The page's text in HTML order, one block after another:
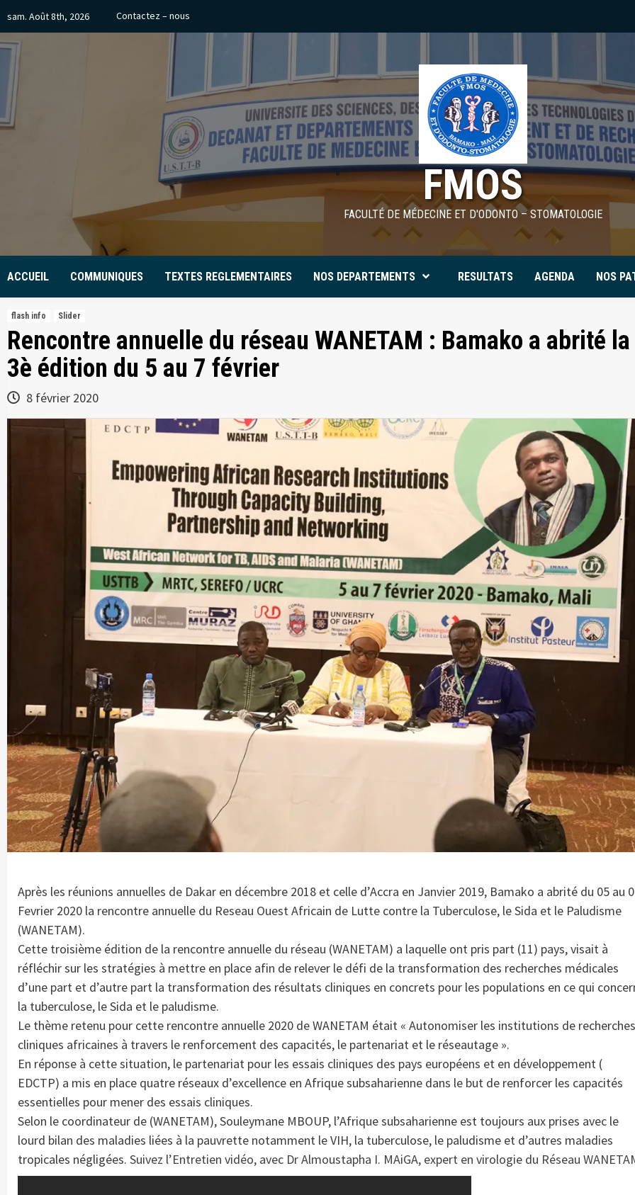
content
sam. Août 8th, 2026 Contactez – nous
FMOS
FACULTÉ DE MÉDECINE ET D'ODONTO – STOMATOLOGIE
ACCUEIL COMMUNIQUES TEXTES REGLEMENTAIRES NOS DEPARTEMENTS RESULTATS AGENDA NOS
flash info Slider
Rencontre annuelle du réseau WANETAM : Bamako a abrité la
3è édition du 5 au 7 février
8 février 2020
Après les réunions annuelles de Dakar en décembre 2018 et celle d’Accra en Janvier 2019, Bamako a abrité du 05 au
Fevrier 2020 la rencontre annuelle du Reseau Ouest Africain de Lutte contre la Tuberculose, le Sida et le Paludisme
(WANETAM).
Cette troisième édition de la rencontre annuelle du réseau (WANETAM) a laquelle ont pris part (11) pays, visait à
réfléchir sur les stratégies à mettre en place afin de relever le défi de la transformation des recherches médicales
d’une part et d’autre part la transformation des résultats cliniques en concrets pour les populations en ce qui
la tuberculose, le Sida et le paludisme.
Le thème retenu pour cette rencontre annuelle 2020 de WANETAM était « Autonomiser les institutions de recherches
cliniques africaines à travers le renforcement des capacités, le partenariat et le réseautage ».
En réponse à cette situation, le partenariat pour les essais cliniques des pays européens et en développement (
EDCTP) a mis en place quatre réseaux d’excellence en Afrique subsaharienne dans le but de renforcer les capacités
essentielles pour mener des essais cliniques.
Selon le coordinateur de (WANETAM), Souleymane MBOUP, l’Afrique subsaharienne est toujours aux prises avec le
lourd bilan des maladies liées à la pauvrette notamment le VIH, la tuberculose, le paludisme et d’autres maladies
tropicales négligées. Suivez l’Entretien vidéo, avec Dr Almoustapha I. MAiGA, expert en virologie du Réseau